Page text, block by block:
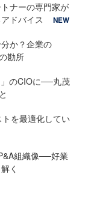
ナーの専門家が
ドバイス
NEW
か？企業の
勘所
のCIOに──丸茂
を最適化してい
組織像──好業
く